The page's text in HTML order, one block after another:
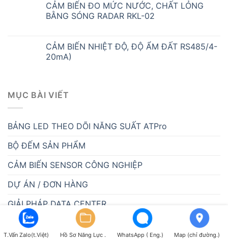
CẢM BIẾN ĐO MỨC NƯỚC, CHẤT LỎNG
BẰNG SÓNG RADAR RKL-02
CẢM BIẾN NHIỆT ĐỘ, ĐỘ ẨM ĐẤT RS485/4-
20mA)
MỤC BÀI VIẾT
BẢNG LED THEO DÕI NĂNG SUẤT ATPro
BỘ ĐẾM SẢN PHẨM
CẢM BIẾN SENSOR CÔNG NGHIỆP
DỰ ÁN / ĐƠN HÀNG
GIẢI PHÁP DATA CENTER
GIẢI PHÁP KIOSK THÔNG MINH
T.Vấn Zalo(t.Việt) Hồ Sơ Năng Lực . WhatsApp ( Eng.) Map (chỉ đường.)